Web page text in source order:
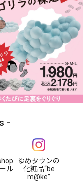
ル
ゆめタウンの
化粧品“be
m@ke”